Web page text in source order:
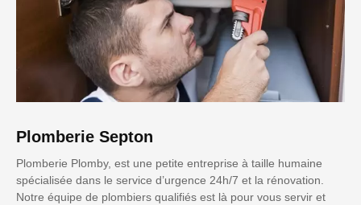
Plomberie Septon
Plomberie Plomby, est une petite entreprise à taille humaine
spécialisée dans le service d’urgence 24h/7 et la rénovation.
Notre équipe de plombiers qualifiés est là pour vous servir et